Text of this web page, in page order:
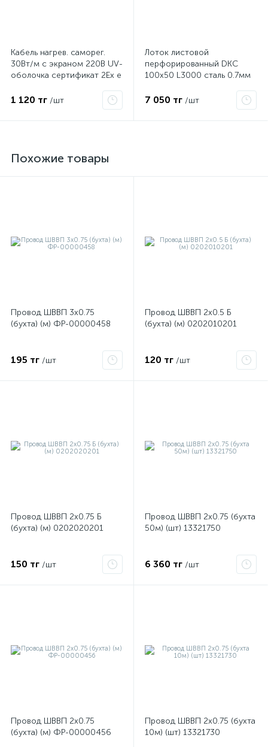
Кабель нагрев. саморег.
30Вт/м с экраном 220В UV-
оболочка сертификат 2Ex e
PHC-30
1 120 тг /шт
Лоток листовой
перфорированный DKC
100х50 L3000 сталь 0.7мм
7 050 тг /шт
Похожие товары
Провод ШВВП 3х0.75
(бухта) (м) ФР-00000458
195 тг /шт
Провод ШВВП 2х0.5 Б
(бухта) (м) 0202010201
120 тг /шт
Провод ШВВП 2х0.75 Б
(бухта) (м) 0202020201
150 тг /шт
Провод ШВВП 2х0.75 (бухта
50м) (шт) 13321750
6 360 тг /шт
Провод ШВВП 2х0.75
(бухта) (м) ФР-00000456
Провод ШВВП 2х0.75 (бухта
10м) (шт) 13321730